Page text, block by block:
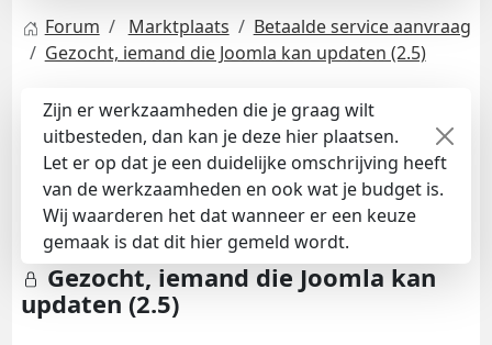
Forum Marktplaats
Betaalde service aanvraag
Gezocht, iemand die Joomla kan updaten (2.5)
Zijn er werkzaamheden die je graag wilt
uitbesteden, dan kan je deze hier plaatsen.
Let er op dat je een duidelijke omschrijving heeft
van de werkzaamheden en ook wat je budget is.
Wij waarderen het dat wanneer er een keuze
gemaak is dat dit hier gemeld wordt.
Gezocht, iemand die Joomla kan
updaten (2.5)